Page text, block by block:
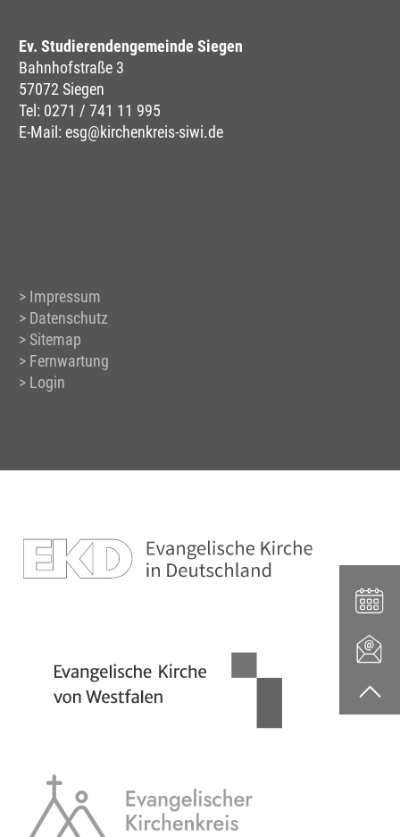
Ev. Studierendengemeinde Siegen
Bahnhofstraße 3
57072 Siegen
Tel: 0271 / 741 11 995
E-Mail: esg@kirchenkreis-siwi.de
Impressum
Datenschutz
Sitemap
Fernwartung
Login